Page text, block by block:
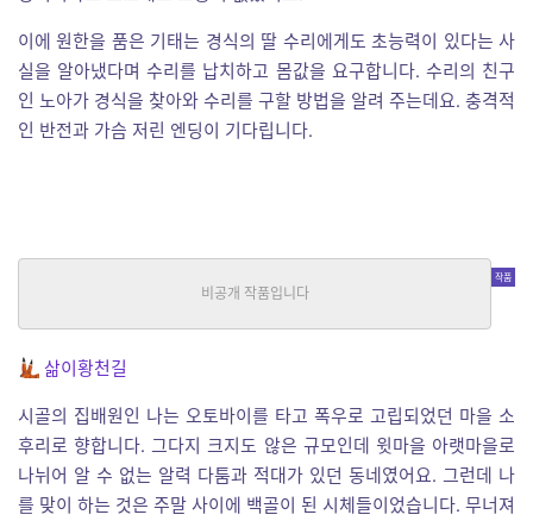
이에 원한을 품은 기태는 경식의 딸 수리에게도 초능력이 있다는 사
실을 알아냈다며 수리를 납치하고 몸값을 요구합니다. 수리의 친구
인 노아가 경식을 찾아와 수리를 구할 방법을 알려 주는데요. 충격적
인 반전과 가슴 저린 엔딩이 기다립니다.
여덟 연꽃잎 펼쳐진 하늘 밑
삶이황천길
삶이황천길
시골의 집배원인 나는 오토바이를 타고 폭우로 고립되었던 마을 소
후리로 향합니다. 그다지 크지도 않은 규모인데 윗마을 아랫마을로
나뉘어 알 수 없는 알력 다툼과 적대가 있던 동네였어요. 그런데 나
를 맞이 하는 것은 주말 사이에 백골이 된 시체들이었습니다. 무너져